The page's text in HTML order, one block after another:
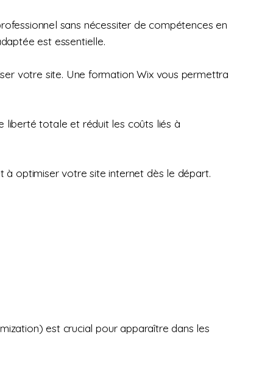
sans nécessiter de compétences en
est essentielle.
votre site. Une formation Wix vous permettra
totale et réduit les coûts liés à
à optimiser votre site internet dès le départ.
est crucial pour apparaître dans les